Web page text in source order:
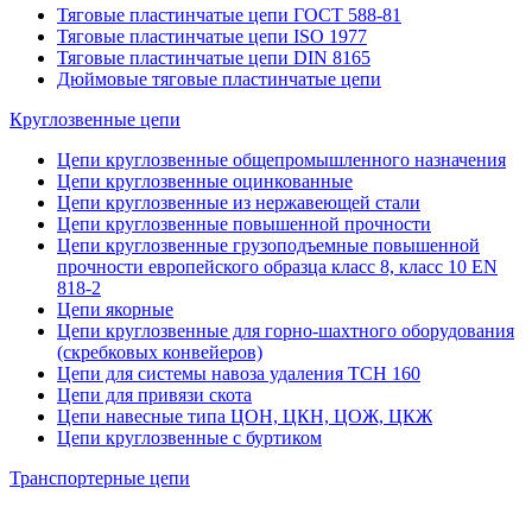
Тяговые пластинчатые цепи ГОСТ 588-81
Тяговые пластинчатые цепи ISO 1977
Тяговые пластинчатые цепи DIN 8165
Дюймовые тяговые пластинчатые цепи
Круглозвенные цепи
Цепи круглозвенные общепромышленного назначения
Цепи круглозвенные оцинкованные
Цепи круглозвенные из нержавеющей стали
Цепи круглозвенные повышенной прочности
Цепи круглозвенные грузоподъемные повышенной
прочности европейского образца класс 8, класс 10 EN
818-2
Цепи якорные
Цепи круглозвенные для горно-шахтного оборудования
(скребковых конвейеров)
Цепи для системы навоза удаления ТСН 160
Цепи для привязи скота
Цепи навесные типа ЦОН, ЦКН, ЦОЖ, ЦКЖ
Цепи круглозвенные с буртиком
Транспортерные цепи